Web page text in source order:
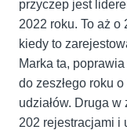
przyczep jest
2022 roku. To aż
kiedy to
Marka ta,
do zeszłego roku
udziałów. Druga
202 rejestracjami i